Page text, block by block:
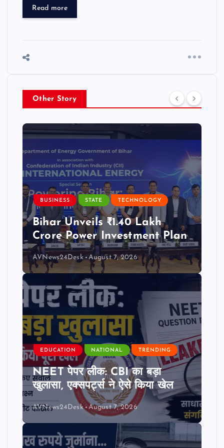
Read more
Other Story
BUSINESS STATE TECHNOLOGY
Bihar Unveils ₹1.40 Lakh
Crore Power Investment Plan
AVNews24Desk August 7, 2026
EDUCATION NATIONAL TRENDING
NEET पेपर लीक: CBI का बड़ा
खुलासा, एक्सपर्ट्स ने ऐसे किया खेल
AVNews24Desk August 7, 2026